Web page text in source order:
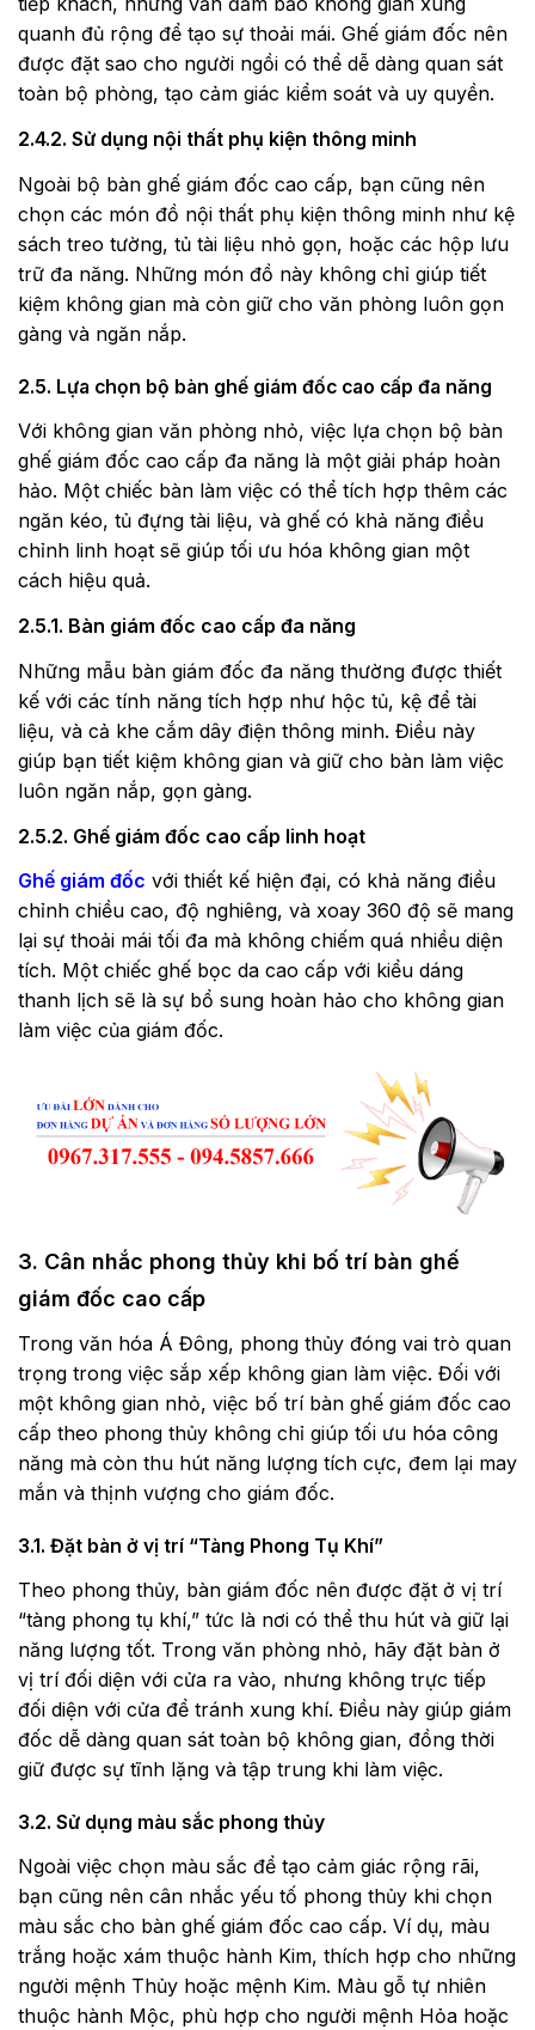
quanh đủ rộng để tạo sự thoải mái. Ghế giám đốc nên
được đặt sao cho người ngồi có thể dễ dàng quan sát
toàn bộ phòng, tạo cảm giác kiểm soát và uy quyền.
2.4.2. Sử dụng nội thất phụ kiện thông minh
Ngoài bộ bàn ghế giám đốc cao cấp, bạn cũng nên
chọn các món đồ nội thất phụ kiện thông minh như kệ
sách treo tường, tủ tài liệu nhỏ gọn, hoặc các hộp lưu
trữ đa năng. Những món đồ này không chỉ giúp tiết
kiệm không gian mà còn giữ cho văn phòng luôn gọn
gàng và ngăn nắp.
2.5. Lựa chọn bộ bàn ghế giám đốc cao cấp đa năng
Với không gian văn phòng nhỏ, việc lựa chọn bộ bàn
ghế giám đốc cao cấp đa năng là một giải pháp hoàn
hảo. Một chiếc bàn làm việc có thể tích hợp thêm các
ngăn kéo, tủ đựng tài liệu, và ghế có khả năng điều
chỉnh linh hoạt sẽ giúp tối ưu hóa không gian một
cách hiệu quả.
2.5.1. Bàn giám đốc cao cấp đa năng
Những mẫu bàn giám đốc đa năng thường được thiết
kế với các tính năng tích hợp như hộc tủ, kệ để tài
liệu, và cả khe cắm dây điện thông minh. Điều này
giúp bạn tiết kiệm không gian và giữ cho bàn làm việc
luôn ngăn nắp, gọn gàng.
2.5.2. Ghế giám đốc cao cấp linh hoạt
Ghế giám đốc với thiết kế hiện đại, có khả năng điều
chỉnh chiều cao, độ nghiêng, và xoay 360 độ sẽ mang
lại sự thoải mái tối đa mà không chiếm quá nhiều diện
tích. Một chiếc ghế bọc da cao cấp với kiểu dáng
thanh lịch sẽ là sự bổ sung hoàn hảo cho không gian
làm việc của giám đốc.
3. Cân nhắc phong thủy khi bố trí bàn ghế
giám đốc cao cấp
Trong văn hóa Á Đông, phong thủy đóng vai trò quan
trọng trong việc sắp xếp không gian làm việc. Đối với
một không gian nhỏ, việc bố trí bàn ghế giám đốc cao
cấp theo phong thủy không chỉ giúp tối ưu hóa công
năng mà còn thu hút năng lượng tích cực, đem lại may
mắn và thịnh vượng cho giám đốc.
3.1. Đặt bàn ở vị trí “Tàng Phong Tụ Khí”
Theo phong thủy, bàn giám đốc nên được đặt ở vị trí
“tàng phong tụ khí,” tức là nơi có thể thu hút và giữ lại
năng lượng tốt. Trong văn phòng nhỏ, hãy đặt bàn ở
vị trí đối diện với cửa ra vào, nhưng không trực tiếp
đối diện với cửa để tránh xung khí. Điều này giúp giám
đốc dễ dàng quan sát toàn bộ không gian, đồng thời
giữ được sự tĩnh lặng và tập trung khi làm việc.
3.2. Sử dụng màu sắc phong thủy
Ngoài việc chọn màu sắc để tạo cảm giác rộng rãi,
bạn cũng nên cân nhắc yếu tố phong thủy khi chọn
màu sắc cho bàn ghế giám đốc cao cấp. Ví dụ, màu
trắng hoặc xám thuộc hành Kim, thích hợp cho những
người mệnh Thủy hoặc mệnh Kim. Màu gỗ tự nhiên
thuộc hành Mộc, phù hợp cho người mệnh Hỏa hoặc